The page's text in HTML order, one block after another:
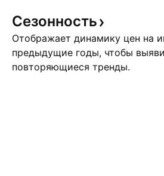
Сезонность
Отображает динамику цен на
предыдущие годы, чтобы
повторяющиеся тренды.